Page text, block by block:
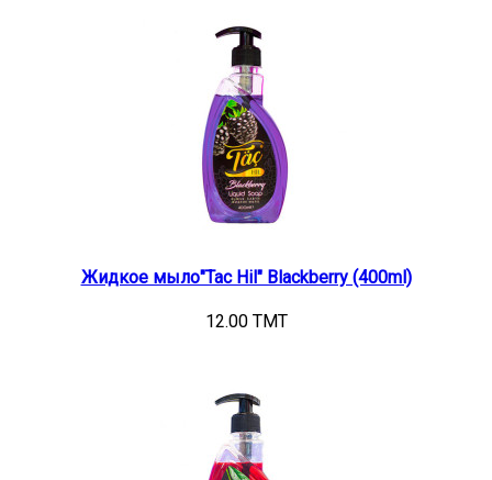
Жидкое мыло"Tac Hil" Blackberry (400ml)
12.00 TMT